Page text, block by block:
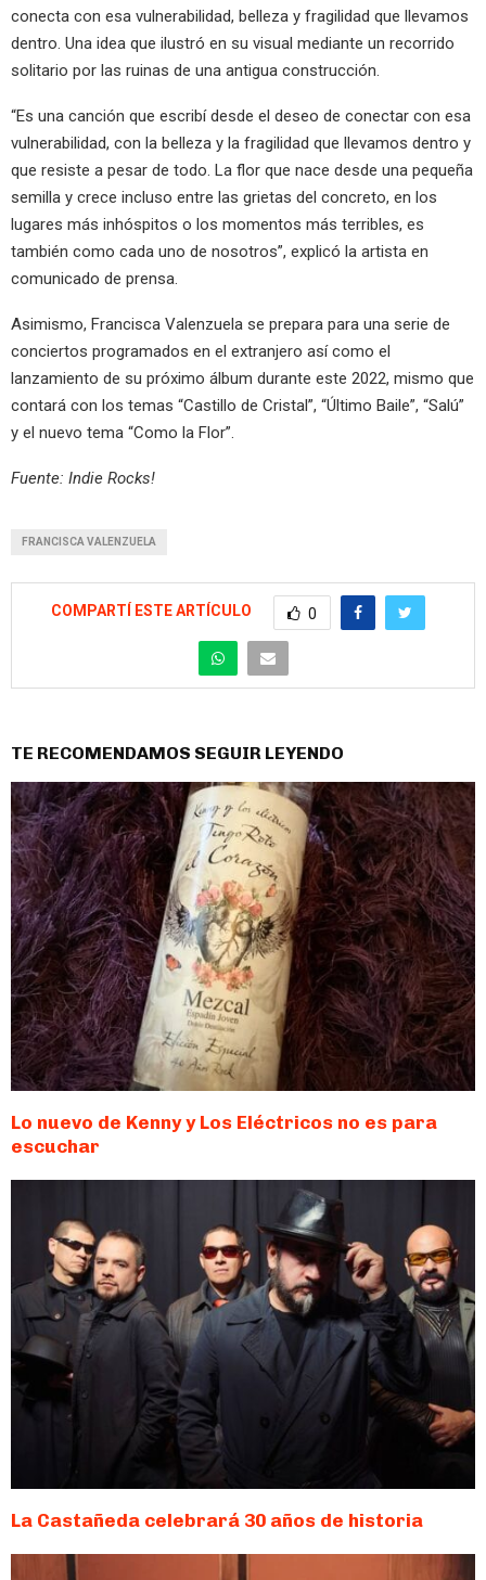
conecta con esa vulnerabilidad, belleza y fragilidad que llevamos
dentro. Una idea que ilustró en su visual mediante un recorrido
solitario por las ruinas de una antigua construcción.
“Es una canción que escribí desde el deseo de conectar con esa
vulnerabilidad, con la belleza y la fragilidad que llevamos dentro y
que resiste a pesar de todo. La flor que nace desde una pequeña
semilla y crece incluso entre las grietas del concreto, en los
lugares más inhóspitos o los momentos más terribles, es
también como cada uno de nosotros”, explicó la artista en
comunicado de prensa.
Asimismo, Francisca Valenzuela se prepara para una serie de
conciertos programados en el extranjero así como el
lanzamiento de su próximo álbum durante este 2022, mismo que
contará con los temas “Castillo de Cristal”, “Último Baile”, “Salú”
y el nuevo tema “Como la Flor”.
Fuente: Indie Rocks!
FRANCISCA VALENZUELA
COMPARTÍ ESTE ARTÍCULO 0
TE RECOMENDAMOS SEGUIR LEYENDO
Lo nuevo de Kenny y Los Eléctricos no es para
escuchar
La Castañeda celebrará 30 años de historia